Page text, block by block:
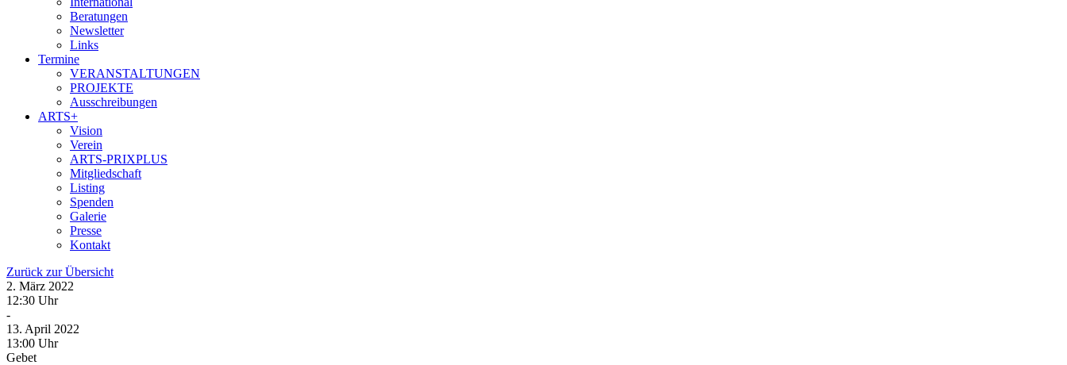
Beratungen
Newsletter
Links
Termine
VERANSTALTUNGEN
PROJEKTE
Ausschreibungen
ARTS+
Vision
Verein
ARTS-PRIXPLUS
Mitgliedschaft
Listing
Spenden
Galerie
Presse
Kontakt
Zurück zur Übersicht
2. März 2022
12:30 Uhr
-
13. April 2022
13:00 Uhr
Gebet